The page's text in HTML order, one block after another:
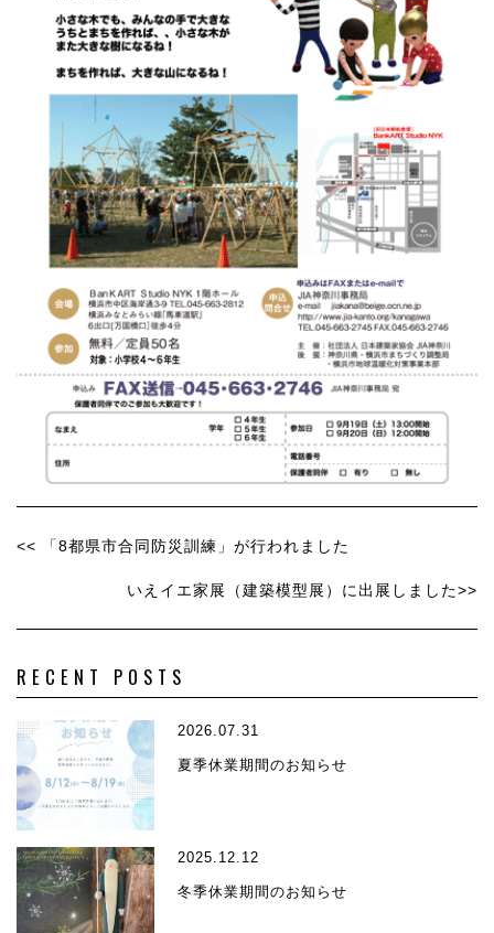
<< 「8都県市合同防災訓練」が行われました
いえイエ家展（建築模型展）に出展しました>>
RECENT POSTS
2026.07.31
夏季休業期間のお知らせ
2025.12.12
冬季休業期間のお知らせ